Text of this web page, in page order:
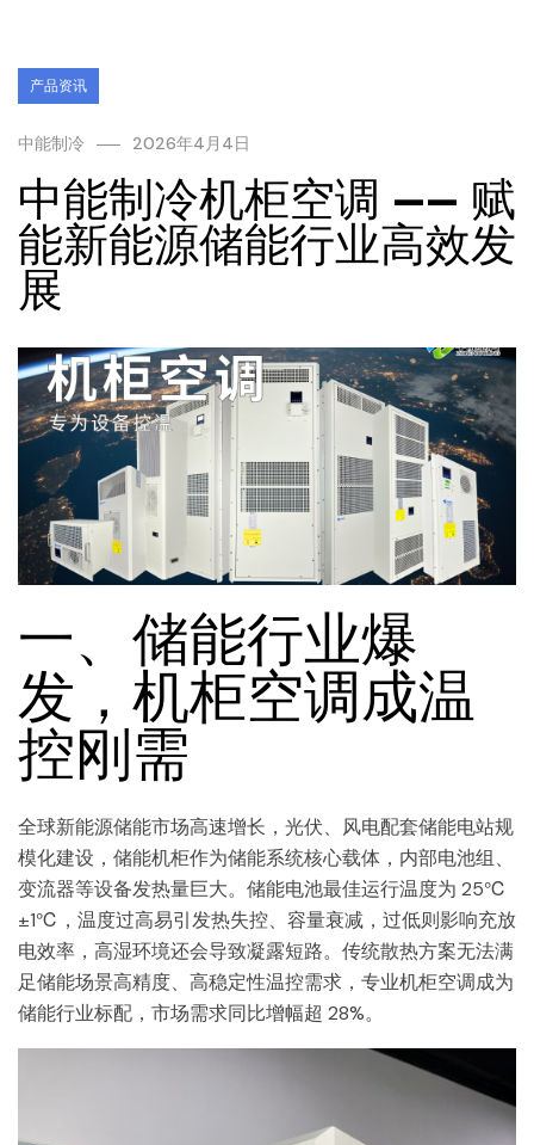
产品资讯
中能制冷 2026年4月4日
中能制冷机柜空调 —— 赋
能新能源储能行业高效发
展
一、储能行业爆
发，机柜空调成温
控刚需
全球新能源储能市场高速增长，光伏、风电配套储能电站规
模化建设，储能机柜作为储能系统核心载体，内部电池组、
变流器等设备发热量巨大。储能电池最佳运行温度为 25℃
±1℃，温度过高易引发热失控、容量衰减，过低则影响充放
电效率，高湿环境还会导致凝露短路。传统散热方案无法满
足储能场景高精度、高稳定性温控需求，专业机柜空调成为
储能行业标配，市场需求同比增幅超 28%。